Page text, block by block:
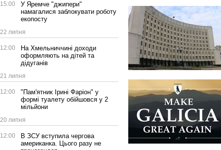
15:00
У Яремче "джипери"
намагалися заблокувати роботу
екопосту
22 липня
12:00
На Хмельниччині доходи
оформляють на дітей та
дідуганів
21 липня
12:00
"Пам'ятник Ірині Фаріон" у
формі туалету обійшовся у 2
мільйони
20 липня
12:00
В ЗСУ вступила чергова
американка. Цього разу не